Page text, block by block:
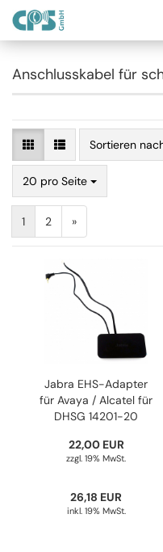
Anschlusskabel für
Sortieren
20 pro Seite
1 2 »
Jabra EHS-Adapter
für Avaya / Alcatel für
DHSG 14201-20
22,00 EUR
zzgl. 19% MwSt.
26,18 EUR
inkl. 19% MwSt.